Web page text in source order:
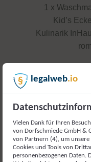
1 x
Kid’s
Kulinarik
legalweb.io
Vielen Dank für Ihren
von Dorfschmiede GmbH &
von Partnern (4), um unsere
Cookies und Tools von
personenbezogenen Daten.